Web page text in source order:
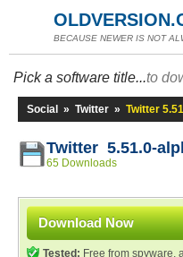
BECAUSE NEWER IS NOT
Pick a software title...to
Social » Twitter » Twitter
Twitter 5.51.0-
65 Downloads
Download Now
Tested: Free from spyware,